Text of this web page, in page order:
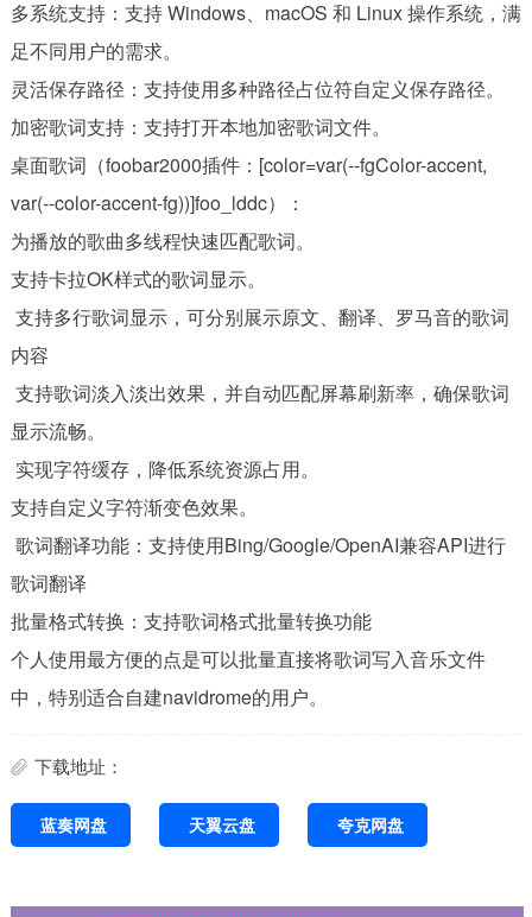
多系统支持：支持 Windows、macOS 和 Linux 操作系统，满
足不同用户的需求。
灵活保存路径：支持使用多种路径占位符自定义保存路径。
加密歌词支持：支持打开本地加密歌词文件。
桌面歌词（foobar2000插件：[color=var(--fgColor-accent,
var(--color-accent-fg))]foo_lddc）：
为播放的歌曲多线程快速匹配歌词。
支持卡拉OK样式的歌词显示。
支持多行歌词显示，可分别展示原文、翻译、罗马音的歌词
内容
支持歌词淡入淡出效果，并自动匹配屏幕刷新率，确保歌词
显示流畅。
实现字符缓存，降低系统资源占用。
支持自定义字符渐变色效果。
歌词翻译功能：支持使用Bing/Google/OpenAI兼容API进行
歌词翻译
批量格式转换：支持歌词格式批量转换功能
个人使用最方便的点是可以批量直接将歌词写入音乐文件
中，特别适合自建navidrome的用户。
下载地址：
蓝奏网盘 天翼云盘 夸克网盘